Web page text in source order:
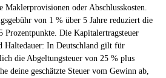
Maklerprovisionen oder Abschlusskosten.
von 1 % über 5 Jahre reduziert die
Prozentpunkte. Die Kapitalertragsteuer
Haltedauer: In Deutschland gilt für
die Abgeltungsteuer von 25 % plus
deine geschätzte Steuer vom Gewinn ab,